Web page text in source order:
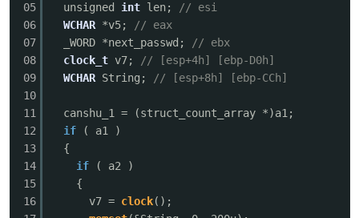
05
06
07
08
09
10
11
12
13
14
15
16
unsigned int len;
// esi
WCHAR *v5;
// eax
_WORD *next_passwd;
// ebx
clock_t v7;
// [esp+4h] [ebp-D0h]
WCHAR String; // [esp+8h] [ebp-CCh]
canshu_1 = (struct_count_array *)a1;
if
( a1 )
{
if
( a2 )
{
v7 = clock();